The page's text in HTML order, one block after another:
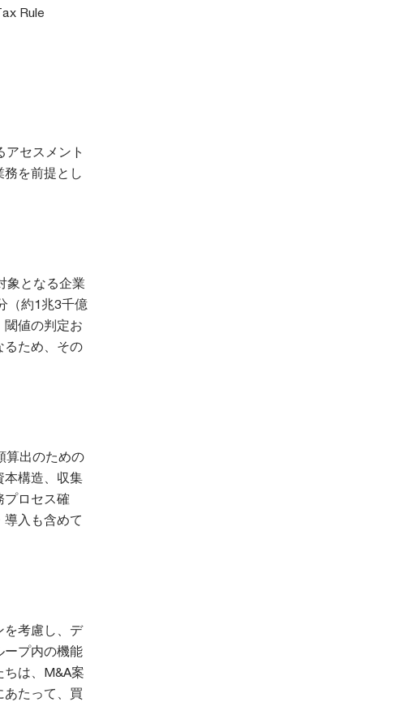
Rule
セスメント
を前提とし
象となる企業
（約1兆3千億
閾値の判定お
るため、その
算出のための
本構造、収集
プロセス確
入も含めて
を考慮し、デ
ープ内の機能
は、M&A案
あたって、買